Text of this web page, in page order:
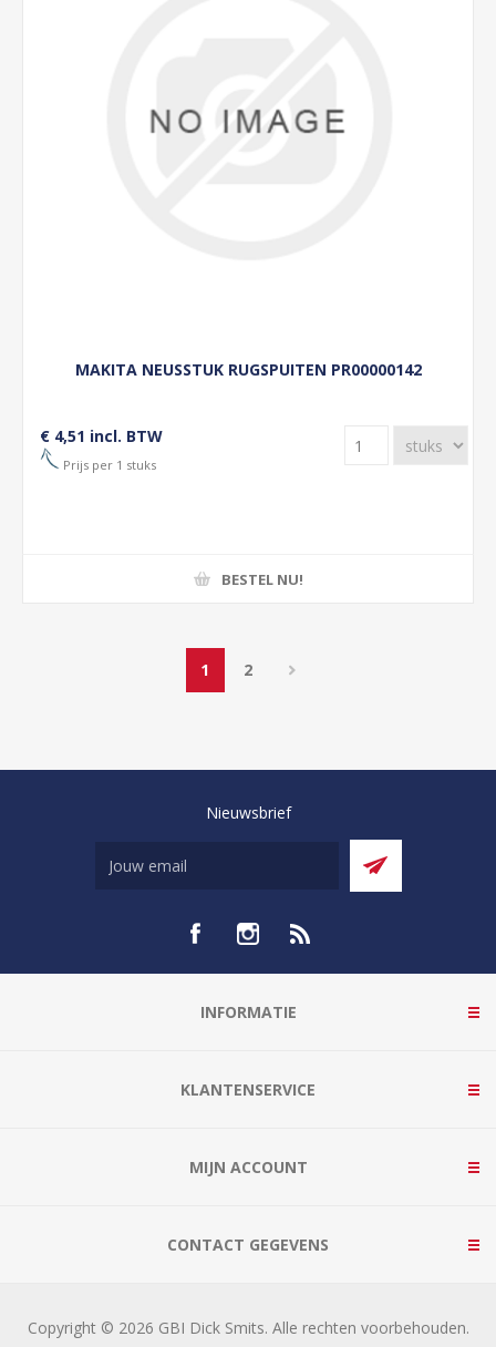
MAKITA NEUSSTUK RUGSPUITEN PR00000142
€ 4,51 incl. BTW
Prijs per 1 stuks
BESTEL NU!
1 2
Nieuwsbrief
INFORMATIE
KLANTENSERVICE
MIJN ACCOUNT
CONTACT GEGEVENS
Copyright © 2026 GBI Dick Smits. Alle rechten voorbehouden.